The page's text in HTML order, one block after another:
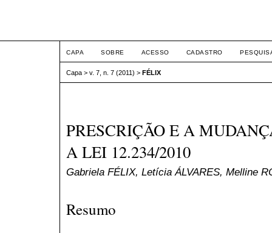
CAPA SOBRE ACESSO CADASTRO
Capa > v. 7, n. 7 (2011) > FÉLIX
PRESCRIÇÃO E A
A LEI 12.234/2010
Gabriela FÉLIX, Letícia ÁLVARES, Melline
Resumo